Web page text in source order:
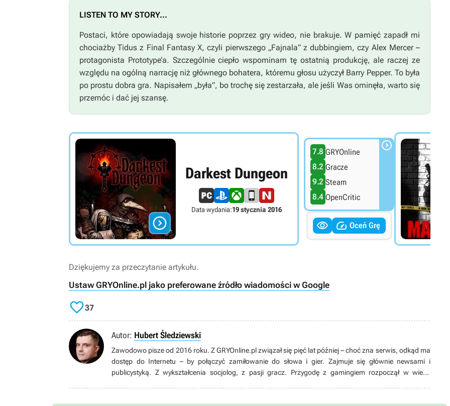
LISTEN TO MY STORY...
Postaci, które opowiadają swoje historie poprzez gry wideo, nie brakuje. W pamięć zapadł mi
chociażby Tidus z Final Fantasy X, czyli pierwszego „Fajnala” z dubbingiem, czy Alex Mercer –
protagonista Prototype’a. Szczególnie ciepło wspominam tę ostatnią produkcję, ale raczej ze
względu na ogólną narrację niż głównego bohatera, któremu głosu użyczył Barry Pepper. To była
po prostu dobra gra. Napisałem „była”, bo trochę się zestarzała, ale jeśli Was ominęła, warto się
przemóc i dać jej szansę.

Darkest Dungeon
Data wydania:19 stycznia 2016
7.8 GRYOnline
8.2 Gracze
9.2 Steam
8.4 OpenCritic

  Oceń Grę
Dziękujemy za przeczytanie artykułu.
Ustaw GRYOnline.pl jako preferowane źródło wiadomości w Google
37
Autor: Hubert Śledziewski
Zawodowo pisze od 2016 roku. Z GRYOnline.pl związał się pięć lat później – choć zna serwis, odkąd ma
dostęp do Internetu – by połączyć zamiłowanie do słowa i gier. Zajmuje się głównie newsami i
publicystyką. Z wykształcenia socjolog, z pasji gracz. Przygodę z gamingiem rozpoczął w wieku